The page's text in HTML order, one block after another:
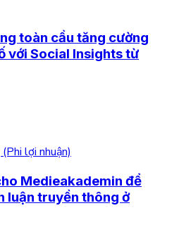
toàn cầu tăng cường
với Social Insights từ
lợi nhuận)
Medieakademin để
luận truyền thông ở